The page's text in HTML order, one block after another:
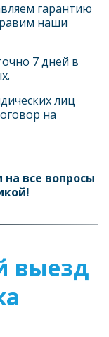
гарантию
наши
7 дней в
лиц
на
все вопросы
выезд